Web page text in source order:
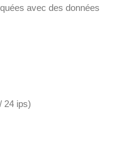
avec des données
24 ips)